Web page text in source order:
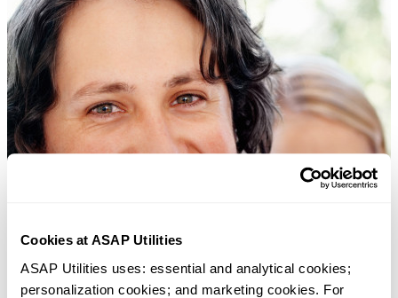
Cookies at ASAP Utilities
ASAP Utilities uses: essential and analytical cookies;
personalization cookies; and marketing cookies. For